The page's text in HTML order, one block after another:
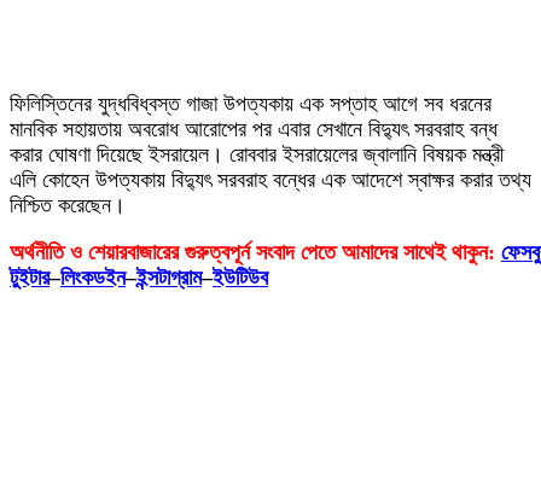
ফিলিস্তিনের যুদ্ধবিধ্বস্ত গাজা উপত্যকায় এক সপ্তাহ আগে সব ধরনের
মানবিক সহায়তায় অবরোধ আরোপের পর এবার সেখানে বিদ্যুৎ সরবরাহ বন্ধ
করার ঘোষণা দিয়েছে ইসরায়েল। রোববার ইসরায়েলের জ্বালানি বিষয়ক মন্ত্রী
এলি কোহেন উপত্যকায় বিদ্যুৎ সরবরাহ বন্ধের এক আদেশে স্বাক্ষর করার তথ্য
নিশ্চিত করেছেন।
অর্থনীতি ও শেয়ারবাজারের গুরুত্বপূর্ন সংবাদ পেতে আমাদের সাথেই থাকুন:
টুইটার–লিংকডইন–ইন্সটাগ্রাম–ইউটিউব